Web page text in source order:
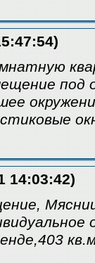
под
14:03:42)